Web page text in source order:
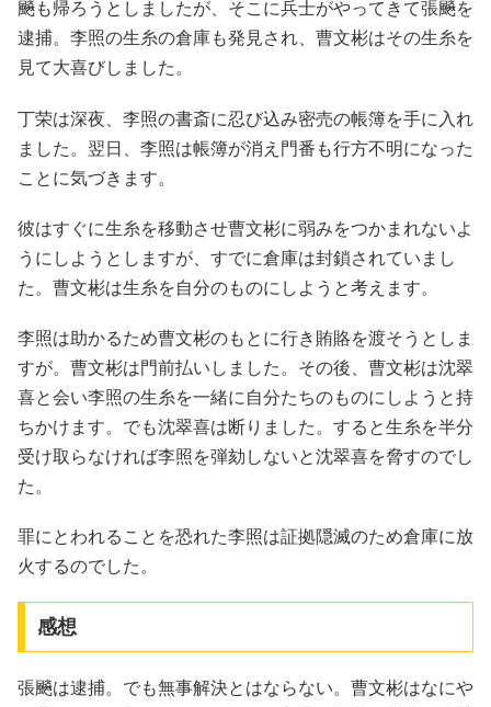
飈も帰ろうとしましたが、そこに兵士がやってきて張飈を
逮捕。李照の生糸の倉庫も発見され、曹文彬はその生糸を
見て大喜びしました。
丁荣は深夜、李照の書斎に忍び込み密売の帳簿を手に入れ
ました。翌日、李照は帳簿が消え門番も行方不明になった
ことに気づきます。
彼はすぐに生糸を移動させ曹文彬に弱みをつかまれないよ
うにしようとしますが、すでに倉庫は封鎖されていまし
た。曹文彬は生糸を自分のものにしようと考えます。
李照は助かるため曹文彬のもとに行き賄賂を渡そうとしま
すが。曹文彬は門前払いしました。その後、曹文彬は沈翠
喜と会い李照の生糸を一緒に自分たちのものにしようと持
ちかけます。でも沈翠喜は断りました。すると生糸を半分
受け取らなければ李照を弾劾しないと沈翠喜を脅すのでし
た。
罪にとわれることを恐れた李照は証拠隠滅のため倉庫に放
火するのでした。
感想
張飈は逮捕。でも無事解決とはならない。曹文彬はなにや